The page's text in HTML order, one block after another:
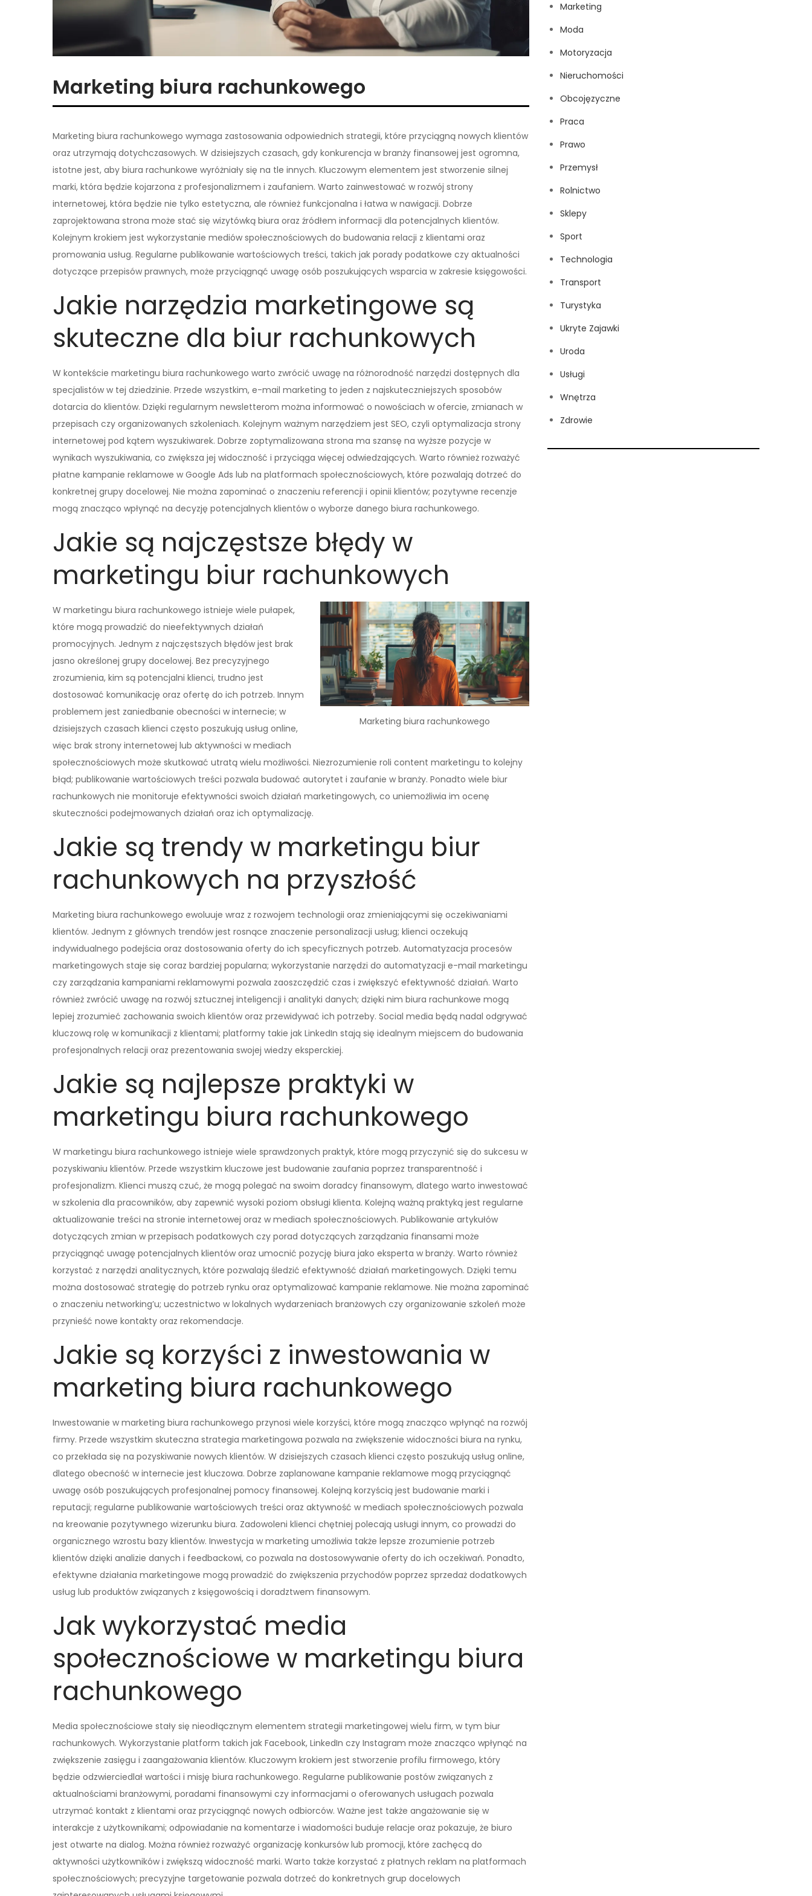
Marketing biura rachunkowego
Marketing biura rachunkowego wymaga zastosowania odpowiednich strategii, które przyciągną nowych klientów
oraz utrzymają dotychczasowych. W dzisiejszych czasach, gdy konkurencja w branży finansowej jest ogromna,
istotne jest, aby biura rachunkowe wyróżniały się na tle innych. Kluczowym elementem jest stworzenie silnej
marki, która będzie kojarzona z profesjonalizmem i zaufaniem. Warto zainwestować w rozwój strony
internetowej, która będzie nie tylko estetyczna, ale również funkcjonalna i łatwa w nawigacji. Dobrze
zaprojektowana strona może stać się wizytówką biura oraz źródłem informacji dla potencjalnych klientów.
Kolejnym krokiem jest wykorzystanie mediów społecznościowych do budowania relacji z klientami oraz
promowania usług. Regularne publikowanie wartościowych treści, takich jak porady podatkowe czy aktualności
dotyczące przepisów prawnych, może przyciągnąć uwagę osób poszukujących wsparcia w zakresie księgowości.
Jakie narzędzia marketingowe są
skuteczne dla biur rachunkowych
W kontekście marketingu biura rachunkowego warto zwrócić uwagę na różnorodność narzędzi dostępnych dla
specjalistów w tej dziedzinie. Przede wszystkim, e-mail marketing to jeden z najskuteczniejszych sposobów
dotarcia do klientów. Dzięki regularnym newsletterom można informować o nowościach w ofercie, zmianach w
przepisach czy organizowanych szkoleniach. Kolejnym ważnym narzędziem jest SEO, czyli optymalizacja strony
internetowej pod kątem wyszukiwarek. Dobrze zoptymalizowana strona ma szansę na wyższe pozycje w
wynikach wyszukiwania, co zwiększa jej widoczność i przyciąga więcej odwiedzających. Warto również rozważyć
płatne kampanie reklamowe w Google Ads lub na platformach społecznościowych, które pozwalają dotrzeć do
konkretnej grupy docelowej. Nie można zapominać o znaczeniu referencji i opinii klientów; pozytywne recenzje
mogą znacząco wpłynąć na decyzję potencjalnych klientów o wyborze danego biura rachunkowego.
Jakie są najczęstsze błędy w
marketingu biur rachunkowych
Marketing biura rachunkowego
W marketingu biura rachunkowego istnieje wiele pułapek,
które mogą prowadzić do nieefektywnych działań
promocyjnych. Jednym z najczęstszych błędów jest brak
jasno określonej grupy docelowej. Bez precyzyjnego
zrozumienia, kim są potencjalni klienci, trudno jest
dostosować komunikację oraz ofertę do ich potrzeb. Innym
problemem jest zaniedbanie obecności w internecie; w
dzisiejszych czasach klienci często poszukują usług online,
więc brak strony internetowej lub aktywności w mediach
społecznościowych może skutkować utratą wielu możliwości. Niezrozumienie roli content marketingu to kolejny
błąd; publikowanie wartościowych treści pozwala budować autorytet i zaufanie w branży. Ponadto wiele biur
rachunkowych nie monitoruje efektywności swoich działań marketingowych, co uniemożliwia im ocenę
skuteczności podejmowanych działań oraz ich optymalizację.
Jakie są trendy w marketingu biur
rachunkowych na przyszłość
Marketing biura rachunkowego ewoluuje wraz z rozwojem technologii oraz zmieniającymi się oczekiwaniami
klientów. Jednym z głównych trendów jest rosnące znaczenie personalizacji usług; klienci oczekują
indywidualnego podejścia oraz dostosowania oferty do ich specyficznych potrzeb. Automatyzacja procesów
marketingowych staje się coraz bardziej popularna; wykorzystanie narzędzi do automatyzacji e-mail marketingu
czy zarządzania kampaniami reklamowymi pozwala zaoszczędzić czas i zwiększyć efektywność działań. Warto
również zwrócić uwagę na rozwój sztucznej inteligencji i analityki danych; dzięki nim biura rachunkowe mogą
lepiej zrozumieć zachowania swoich klientów oraz przewidywać ich potrzeby. Social media będą nadal odgrywać
kluczową rolę w komunikacji z klientami; platformy takie jak LinkedIn stają się idealnym miejscem do budowania
profesjonalnych relacji oraz prezentowania swojej wiedzy eksperckiej.
Jakie są najlepsze praktyki w
marketingu biura rachunkowego
W marketingu biura rachunkowego istnieje wiele sprawdzonych praktyk, które mogą przyczynić się do sukcesu w
pozyskiwaniu klientów. Przede wszystkim kluczowe jest budowanie zaufania poprzez transparentność i
profesjonalizm. Klienci muszą czuć, że mogą polegać na swoim doradcy finansowym, dlatego warto inwestować
w szkolenia dla pracowników, aby zapewnić wysoki poziom obsługi klienta. Kolejną ważną praktyką jest regularne
aktualizowanie treści na stronie internetowej oraz w mediach społecznościowych. Publikowanie artykułów
dotyczących zmian w przepisach podatkowych czy porad dotyczących zarządzania finansami może
przyciągnąć uwagę potencjalnych klientów oraz umocnić pozycję biura jako eksperta w branży. Warto również
korzystać z narzędzi analitycznych, które pozwalają śledzić efektywność działań marketingowych. Dzięki temu
można dostosować strategię do potrzeb rynku oraz optymalizować kampanie reklamowe. Nie można zapominać
o znaczeniu networking’u; uczestnictwo w lokalnych wydarzeniach branżowych czy organizowanie szkoleń może
przynieść nowe kontakty oraz rekomendacje.
Jakie są korzyści z inwestowania w
marketing biura rachunkowego
Inwestowanie w marketing biura rachunkowego przynosi wiele korzyści, które mogą znacząco wpłynąć na rozwój
firmy. Przede wszystkim skuteczna strategia marketingowa pozwala na zwiększenie widoczności biura na rynku,
co przekłada się na pozyskiwanie nowych klientów. W dzisiejszych czasach klienci często poszukują usług online,
dlatego obecność w internecie jest kluczowa. Dobrze zaplanowane kampanie reklamowe mogą przyciągnąć
uwagę osób poszukujących profesjonalnej pomocy finansowej. Kolejną korzyścią jest budowanie marki i
reputacji; regularne publikowanie wartościowych treści oraz aktywność w mediach społecznościowych pozwala
na kreowanie pozytywnego wizerunku biura. Zadowoleni klienci chętniej polecają usługi innym, co prowadzi do
organicznego wzrostu bazy klientów. Inwestycja w marketing umożliwia także lepsze zrozumienie potrzeb
klientów dzięki analizie danych i feedbackowi, co pozwala na dostosowywanie oferty do ich oczekiwań. Ponadto,
efektywne działania marketingowe mogą prowadzić do zwiększenia przychodów poprzez sprzedaż dodatkowych
usług lub produktów związanych z księgowością i doradztwem finansowym.
Jak wykorzystać media
społecznościowe w marketingu biura
rachunkowego
Media społecznościowe stały się nieodłącznym elementem strategii marketingowej wielu firm, w tym biur
rachunkowych. Wykorzystanie platform takich jak Facebook, LinkedIn czy Instagram może znacząco wpłynąć na
zwiększenie zasięgu i zaangażowania klientów. Kluczowym krokiem jest stworzenie profilu firmowego, który
będzie odzwierciedlał wartości i misję biura rachunkowego. Regularne publikowanie postów związanych z
aktualnościami branżowymi, poradami finansowymi czy informacjami o oferowanych usługach pozwala
utrzymać kontakt z klientami oraz przyciągnąć nowych odbiorców. Ważne jest także angażowanie się w
interakcje z użytkownikami; odpowiadanie na komentarze i wiadomości buduje relacje oraz pokazuje, że biuro
jest otwarte na dialog. Można również rozważyć organizację konkursów lub promocji, które zachęcą do
aktywności użytkowników i zwiększą widoczność marki. Warto także korzystać z płatnych reklam na platformach
społecznościowych; precyzyjne targetowanie pozwala dotrzeć do konkretnych grup docelowych
Marketing
Moda
Motoryzacja
Nieruchomości
Obcojęzyczne
Praca
Prawo
Przemysł
Rolnictwo
Sklepy
Sport
Technologia
Transport
Turystyka
Ukryte Zajawki
Uroda
Usługi
Wnętrza
Zdrowie